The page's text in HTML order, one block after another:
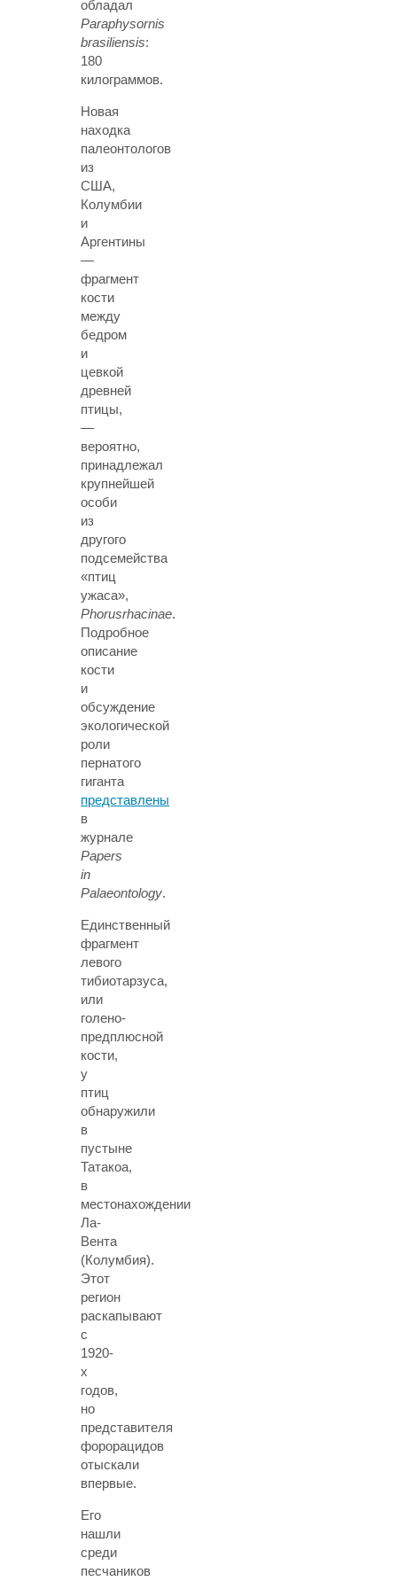
обладал
Paraphysornis
brasiliensis:
180
килограммов.
Новая
находка
палеонтологов
из
США,
Колумбии
и
Аргентины
—
фрагмент
кости
между
бедром
и
цевкой
древней
птицы,
—
вероятно,
принадлежал
крупнейшей
особи
из
другого
подсемейства
«птиц
ужаса»,
Phorusrhacinae.
Подробное
описание
кости
и
обсуждение
экологической
роли
пернатого
гиганта
представлены
в
журнале
Papers
in
Palaeontology.
Единственный
фрагмент
левого
тибиотарзуса,
или
голено-
предплюсной
кости,
у
птиц
обнаружили
в
пустыне
Татакоа,
в
местонахождении
Ла-
Вента
(Колумбия).
Этот
регион
раскапывают
с
1920-
х
годов,
но
представителя
форорацидов
отыскали
впервые.
Его
нашли
среди
песчаников